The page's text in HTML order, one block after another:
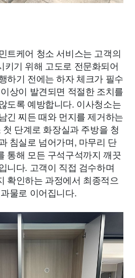
트케어 청소 서비스는 고객의
키기 위해 고도로 전문화되어
하기 전에는 하자 체크가 필수
상이 발견되면 적절한 조치를
도록 예방합니다. 이사청소는
긴 찌든 때와 먼지를 제거하는
단계로 화장실과 주방을 청
침실로 넘어가며, 마무리 단
통해 모든 구석구석까지 깨끗
니다. 고객이 직접 검수하며
확인하는 과정에서 최종적으
물로 이어집니다.